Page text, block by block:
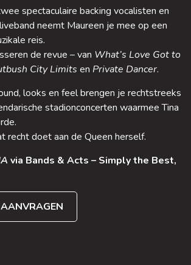
spectaculaire backing vocalisten en
neemt Maureen je mee op een
reis.
de revue – van What’s Love Got to
City Limits en Private Dancer.
looks en feel brengen je rechtstreeks
stadionconcerten waarmee Tina
recht doet aan de Queen herself.
via Bands & Acts – Simply the Best,